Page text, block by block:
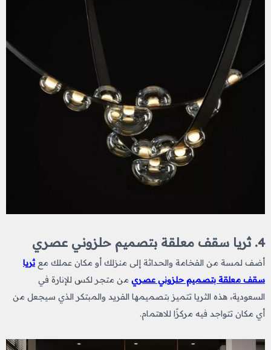
4. ثريا سقف معلقة بتصميم حلزوني عصري
أضف لمسة من الفخامة والحداثة إلى منزلك أو مكان عملك معثريا
سقف معلقة بتصميم حلزوني عصري من متجر لكس للإنارة في
السعودية، هذه الثريا تتميز بتصميمها الفريد والمبتكر الذي سيجعل من
أي مكان تتواجد فيه مركزًا للاهتمام.